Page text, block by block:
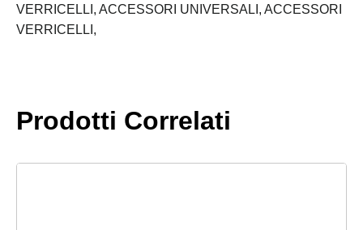
VERRICELLI
ATV
VERRICELLI, ACCESSORI UNIVERSALI, ACCESSORI
VERRICELLI,
Prodotti Correlati